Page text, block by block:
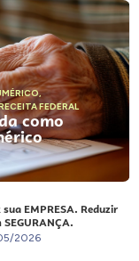
,
FEDERAL
como
EMPRESA. Reduzir
2026